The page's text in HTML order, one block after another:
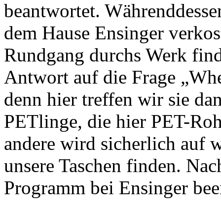
beantwortet.
dem Hause Ensinger
Rundgang durchs Werk
Antwort auf die Frage
denn hier treffen wir sie
PETlinge, die hier PET-
andere wird sicherlich auf
unsere Taschen finden.
Programm bei Ensinger